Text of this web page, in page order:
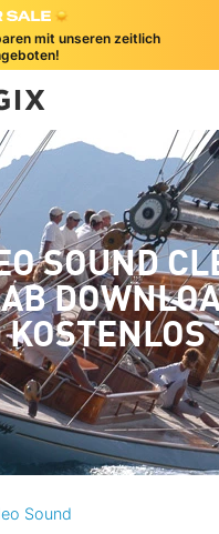
mit unseren zeitlich
SOUND
KOSTENLOS